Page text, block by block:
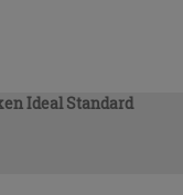
Ideal Standard